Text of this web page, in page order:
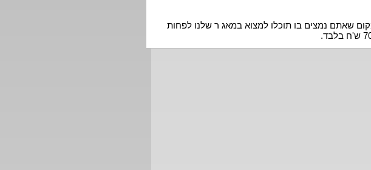
שאתם נמצים בו תוכלו למצוא במאג ר שלנו לפחות